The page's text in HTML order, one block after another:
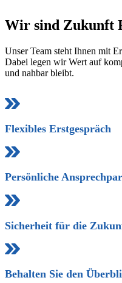
Wir sind Zukunft
Unser Team steht Ihnen mit
Dabei legen wir Wert auf
und nahbar bleibt.
Flexibles Erstgespräch
Persönliche
Sicherheit für die
Behalten Sie den